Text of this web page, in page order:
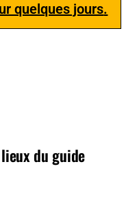
quelques jours.
du guide